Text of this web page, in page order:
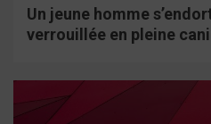
Un jeune homme
verrouillée en pleine